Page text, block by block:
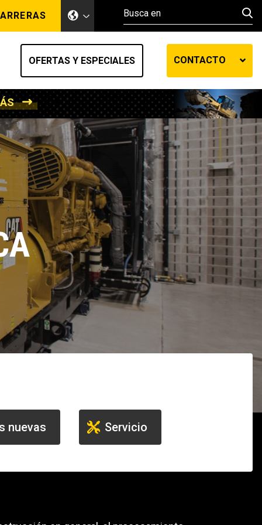
de elevación y manejo de materiales
Marino
y vehículos recreativos
de tierra
fluidos SOS
autobuses escolares
OFERTAS Y ESPECIALES CONTACTO
nuevas Servicio